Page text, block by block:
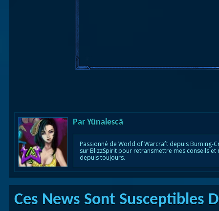
Par Yünalescä
Passionné de World of Warcraft depuis Burning-
sur BlizzSpirit pour retransmettre mes conseils
depuis toujours.
Ces News Sont Susceptibles